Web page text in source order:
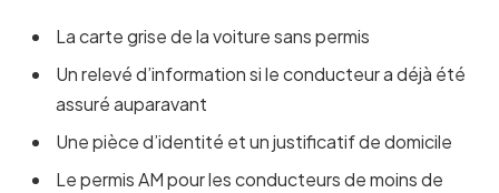
La carte grise de la voiture sans permis
Un relevé d’information si le conducteur a déjà été
assuré auparavant
Une pièce d’identité et un justificatif de domicile
Le permis AM pour les conducteurs de moins de